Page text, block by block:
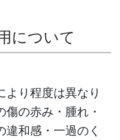
について
り程度は異なり
の赤み・腫れ・
和感・一過のく